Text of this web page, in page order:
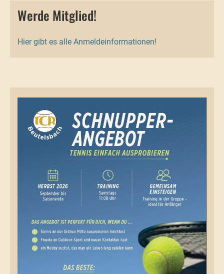
Werde Mitglied!
Hier gibt es alle Anmeldeinformationen!